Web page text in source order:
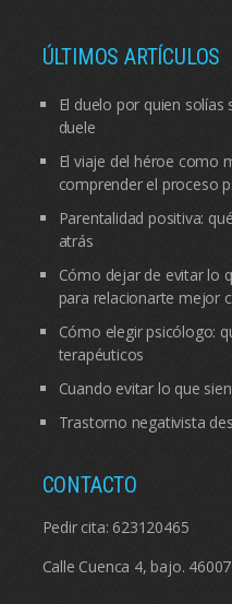
ÚLTIMOS ARTÍCULOS
El duelo por quien
duele
El viaje del héroe como
comprender el proceso
Parentalidad positiva:
atrás
Cómo dejar de evitar lo
para relacionarte mejor
Cómo elegir psicólogo:
terapéuticos
Cuando evitar lo que
Trastorno negativista
CONTACTO
Pedir cita: 623120465
Calle Cuenca 4, bajo.